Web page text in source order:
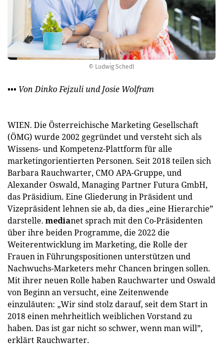
© Ludwig Schedl
••• Von Dinko Fejzuli und Josie Wolfram
WIEN. Die Österreichische Marketing Gesellschaft
(ÖMG) wurde 2002 gegründet und versteht sich als
Wissens- und Kompetenz-Plattform für alle
marketingorientierten Personen. Seit 2018 teilen sich
Barbara Rauchwarter, CMO APA-Gruppe, und
Alexander Oswald, Managing Partner Futura GmbH,
das Präsidium. Eine Gliederung in Präsident und
Vizepräsident lehnen sie ab, da dies „eine Hierarchie”
darstelle. medianet sprach mit den Co-Präsidenten
über ihre beiden Programme, die 2022 die
Weiterentwicklung im Marketing, die Rolle der
Frauen in Führungspositionen unterstützen und
Nachwuchs-Marketers mehr Chancen bringen sollen.
Mit ihrer neuen Rolle haben Rauchwarter und Oswald
von Beginn an versucht, eine Zeitenwende
einzuläuten: „Wir sind stolz darauf, seit dem Start in
2018 einen mehrheitlich weiblichen Vorstand zu
haben. Das ist gar nicht so schwer, wenn man will”,
erklärt Rauchwarter.